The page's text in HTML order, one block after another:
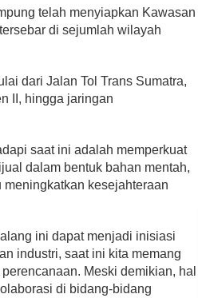
telah menyiapkan Kawasan
di sejumlah wilayah
dari Jalan Tol Trans Sumatra,
II, hingga jaringan
saat ini adalah memperkuat
dalam bentuk bahan mentah,
kesejahteraan
ini dapat menjadi inisiasi
industri, saat ini kita memang
Meski demikian, hal
di bidang-bidang